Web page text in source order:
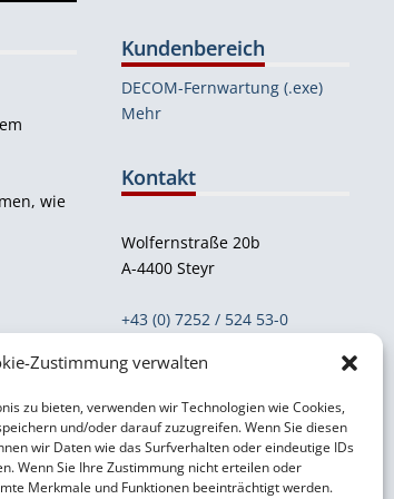
Zustimmung verwalten
zu bieten, verwenden wir Technologien wie Cookies,
und/oder darauf zuzugreifen. Wenn Sie diesen
wir Daten wie das Surfverhalten oder eindeutige IDs
Wenn Sie Ihre Zustimmung nicht erteilen oder
Merkmale und Funktionen beeinträchtigt werden.
wie
Kundenbereich
DECOM-Fernwartung (.exe)
Mehr
Kontakt
Wolfernstraße 20b
A-4400 Steyr
+43 (0) 7252 / 524 53-0
Impressum
Datenschutzerklärung